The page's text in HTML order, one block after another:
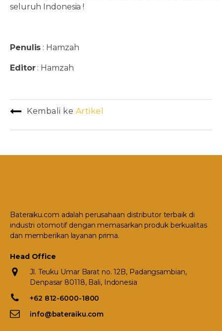
seluruh Indonesia !
Penulis : Hamzah
Editor: Hamzah
Kembali ke Artikel
Bateraiku.com adalah perusahaan distributor terbaik di
industri otomotif dengan memasarkan produk berkualitas
dan memberikan layanan prima.
Head Office
Jl. Teuku Umar Barat no. 12B, Padangsambian,
Denpasar 80118, Bali, Indonesia
+62 812-6000-1800
info@bateraiku.com